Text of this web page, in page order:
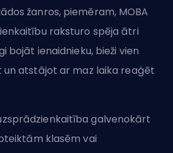
žanros, piemēram, MOBA
raksturo spēja ātri
bojāt ienaidnieku, bieži vien
un atstājot ar maz laika reaģēt
galvenokārt
klasēm vai